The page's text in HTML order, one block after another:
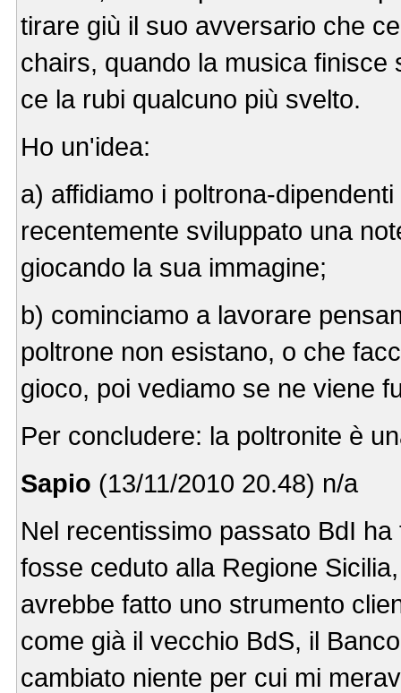
tirare giù il suo avversario che
chairs, quando la musica
ce la rubi qualcuno più svelto.
Ho un'idea:
a) affidiamo i poltrona-
recentemente sviluppato una
giocando la sua immagine;
b) cominciamo a lavorare
poltrone non esistano, o che
gioco, poi vediamo se ne viene
Per concludere: la poltronite è
Sapio (13/11/2010 20.48) n/a
Nel recentissimo passato BdI
fosse ceduto alla Regione
avrebbe fatto uno strumento
come già il vecchio BdS, il
cambiato niente per cui mi